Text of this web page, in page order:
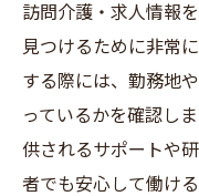
訪問介護・求人情報
見つけるために非常
する際には、勤務地
っているかを確認し
供されるサポートや
者でも安心して働け